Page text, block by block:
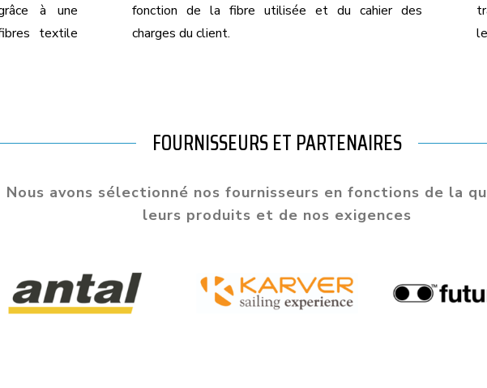
à une
textile
fonction de la fibre utilisée et du cahier des
charges du client.
FOURNISSEURS ET PARTENAIRES
Nous avons sélectionné nos fournisseurs en fonctions de la
leurs produits et de nos exigences